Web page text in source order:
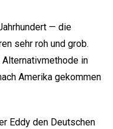
— die
sehr roh und grob.
in
Amerika gekommen
Eddy den Deutschen